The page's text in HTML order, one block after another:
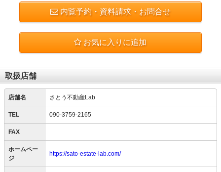
内覧予約・資料請求・お問合せ
お気に入りに追加
取扱店舗
店舗名 さとう不動産Lab
TEL 090-3759-2165
FAX
ホームペー
ジ
https://sato-estate-lab.com/